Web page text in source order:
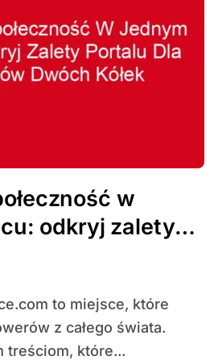
w
odkryj zalety
dwóch
z całego świata.
treściom, które...